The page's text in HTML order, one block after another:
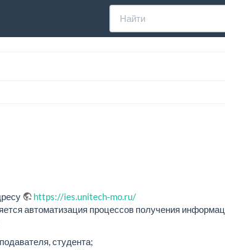
https://ies.unitech-mo.ru/
автоматизация процессов получения
студента;